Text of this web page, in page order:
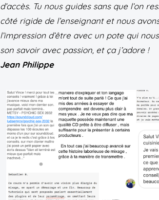
d’accès. Tu nous guides sans que l’on
côté rigide de l’enseignant et nous
l’impression d’être avec un pote qui
son savoir avec passion, et ça j’adore !
Jean Philippe